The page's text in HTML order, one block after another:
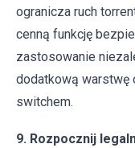
ogranicza ruch
cenną funkcję
zastosowanie
dodatkową warstwę
switchem.
9. Rozpocznij